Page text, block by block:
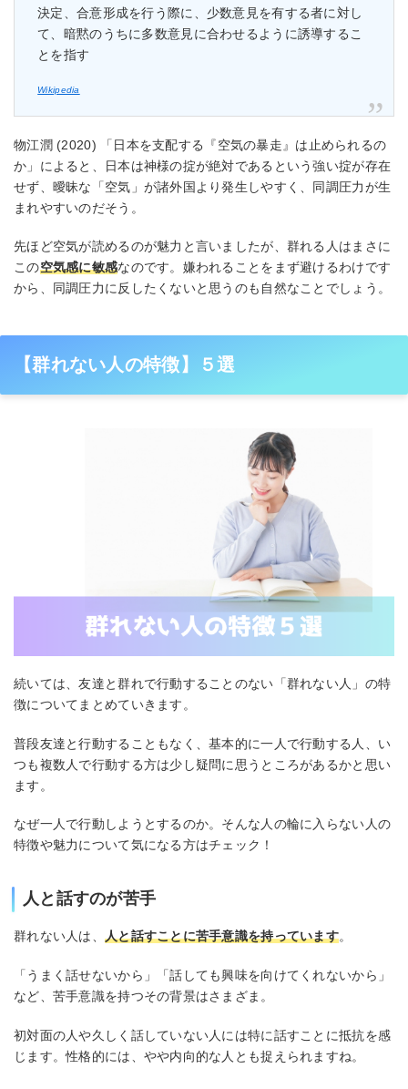
決定、合意形成を行う際に、少数意見を有する者に対し
て、暗黙のうちに多数意見に合わせるように誘導するこ
とを指す
Wikipedia
物江潤 (2020) 「日本を支配する『空気の暴走』は止められるの
か」によると、日本は神様の掟が絶対であるという強い掟が存在
せず、曖昧な「空気」が諸外国より発生しやすく、同調圧力が生
まれやすいのだそう。
先ほど空気が読めるのが魅力と言いましたが、群れる人はまさに
この空気感に敏感なのです。嫌われることをまず避けるわけです
から、同調圧力に反したくないと思うのも自然なことでしょう。
【群れない人の特徴】５選
続いては、友達と群れで行動することのない「群れない人」の特
徴についてまとめていきます。
普段友達と行動することもなく、基本的に一人で行動する人、い
つも複数人で行動する方は少し疑問に思うところがあるかと思い
ます。
なぜ一人で行動しようとするのか。そんな人の輪に入らない人の
特徴や魅力について気になる方はチェック！
人と話すのが苦手
群れない人は、 人と話すことに苦手意識を持っています。
「うまく話せないから」「話しても興味を向けてくれないから」
など、苦手意識を持つその背景はさまざま。
初対面の人や久しく話していない人には特に話すことに抵抗を感
じます。性格的には、やや内向的な人とも捉えられますね。